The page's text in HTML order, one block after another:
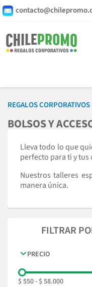
REGALOS CORPORATIVOS
Lleva todo lo que
perfecto para ti y tus
Nuestros talleres
manera única.
BOLSOS Y
FILTRAR
PRECIO
$ 550- $ 58.000